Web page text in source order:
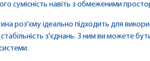
сумісність навіть з обмеженими
роз'єму ідеально підходить для
стабільність з'єднань. З ним ви можете